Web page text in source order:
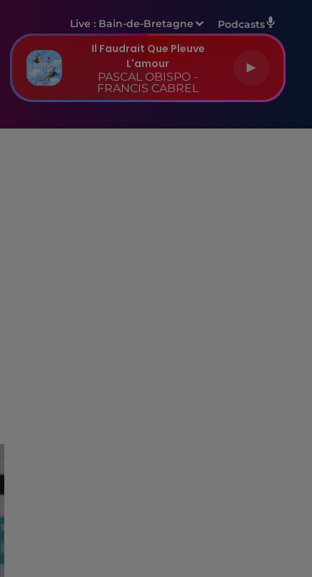
Live : Bain-de-Bretagne Podcasts
Il Faudrait Que Pleuve
L'amour
PASCAL OBISPO -
FRANCIS CABREL